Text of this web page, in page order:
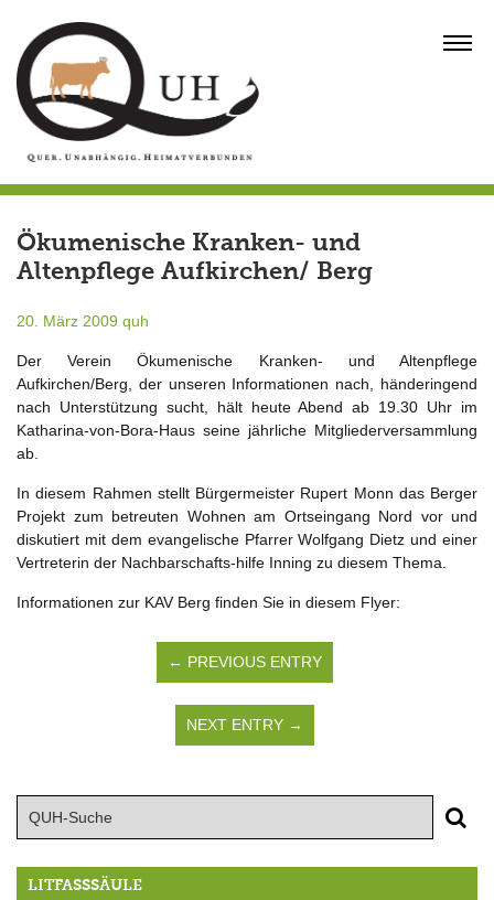
content
Ökumenische Kranken- und
Altenpflege Aufkirchen/ Berg
20. März 2009 quh
Der Verein Ökumenische Kranken- und Altenpflege
Aufkirchen/Berg, der unseren Informationen nach, händeringend
nach Unterstützung sucht, hält heute Abend ab 19.30 Uhr im
Katharina-von-Bora-Haus seine jährliche Mitgliederversammlung
ab.
In diesem Rahmen stellt Bürgermeister Rupert Monn das Berger
Projekt zum betreuten Wohnen am Ortseingang Nord vor und
diskutiert mit dem evangelische Pfarrer Wolfgang Dietz und einer
Vertreterin der Nachbarschafts-hilfe Inning zu diesem Thema.
Informationen zur KAV Berg finden Sie in diesem Flyer:
← PREVIOUS ENTRY
NEXT ENTRY →
LITFASSSÄULE